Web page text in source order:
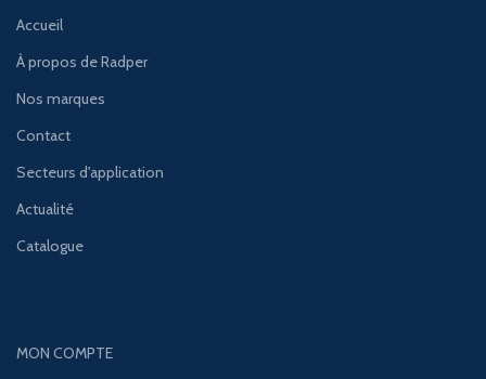
Accueil
À propos de Radper
Nos marques
Contact
Secteurs d'application
Actualité
Catalogue
MON COMPTE